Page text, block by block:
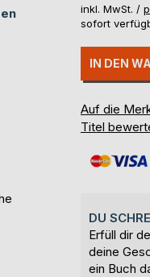
inkl. MwSt. /
sofort
IN DEN
Auf die
Titel
DU
Erfüll dir
deine
ein Buch